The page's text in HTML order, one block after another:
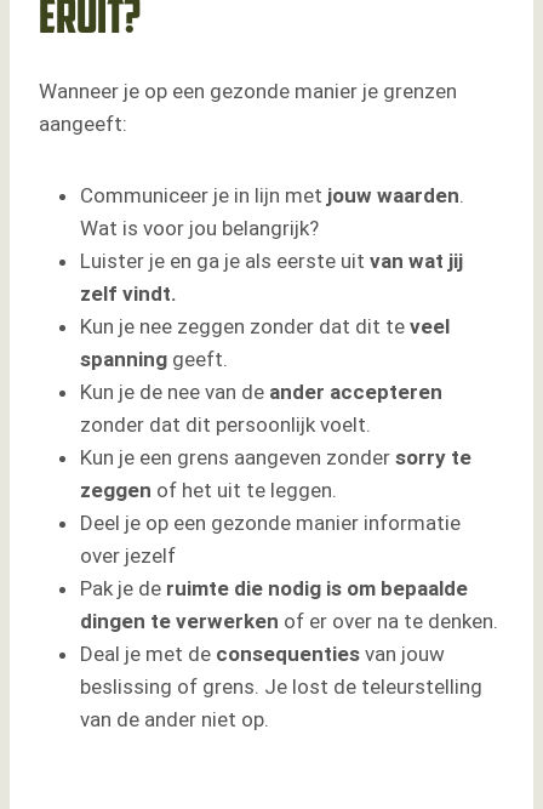
eruit?
Wanneer je op een gezonde manier je grenzen
aangeeft:
Communiceer je in lijn met jouw waarden.
Wat is voor jou belangrijk?
Luister je en ga je als eerste uit van wat jij
zelf vindt.
Kun je nee zeggen zonder dat dit te veel
spanning geeft.
Kun je de nee van de ander accepteren
zonder dat dit persoonlijk voelt.
Kun je een grens aangeven zonder sorry te
zeggen of het uit te leggen.
Deel je op een gezonde manier informatie
over jezelf
Pak je de ruimte die nodig is om bepaalde
dingen te verwerken of er over na te denken.
Deal je met de consequenties van jouw
beslissing of grens. Je lost de teleurstelling
van de ander niet op.